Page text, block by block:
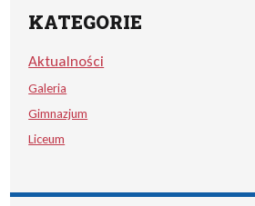
KATEGORIE
Aktualności
Galeria
Gimnazjum
Liceum